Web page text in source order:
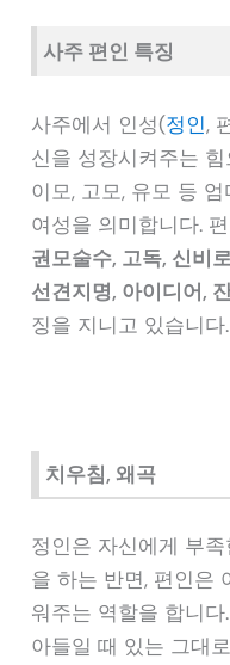
사주 편인 특징
사주에서 인성(정인,
신을 성장시켜주는
이모, 고모, 유모 등
여성을 의미합니다.
권모술수, 고독, 신비
선견지명, 아이디어,
징을 지니고 있습니다.
치우침, 왜곡
정인은 자신에게 부
을 하는 반면, 편인은
워주는 역할을 합니
아들일 때 있는 그대